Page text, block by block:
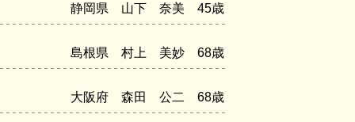
静岡県 山下 奈美 45歳
島根県 村上 美妙 68歳
大阪府 森田 公二 68歳